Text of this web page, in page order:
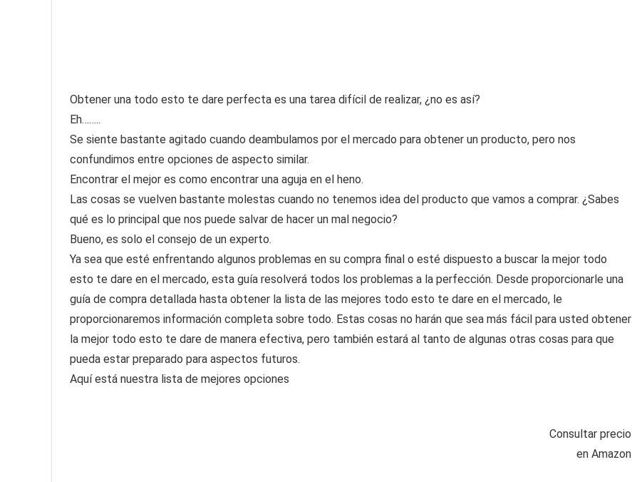
Obtener una todo esto te dare perfecta es una tarea difícil de realizar, ¿no es así?
Eh……..
Se siente bastante agitado cuando deambulamos por el mercado para obtener un producto, pero nos
confundimos entre opciones de aspecto similar.
Encontrar el mejor es como encontrar una aguja en el heno.
Las cosas se vuelven bastante molestas cuando no tenemos idea del producto que vamos a comprar. ¿Sabes
qué es lo principal que nos puede salvar de hacer un mal negocio?
Bueno, es solo el consejo de un experto.
Ya sea que esté enfrentando algunos problemas en su compra final o esté dispuesto a buscar la mejor todo
esto te dare en el mercado, esta guía resolverá todos los problemas a la perfección. Desde proporcionarle una
guía de compra detallada hasta obtener la lista de las mejores todo esto te dare en el mercado, le
proporcionaremos información completa sobre todo. Estas cosas no harán que sea más fácil para usted obtener
la mejor todo esto te dare de manera efectiva, pero también estará al tanto de algunas otras cosas para que
pueda estar preparado para aspectos futuros.
Aquí está nuestra lista de mejores opciones
Consultar precio
en Amazon